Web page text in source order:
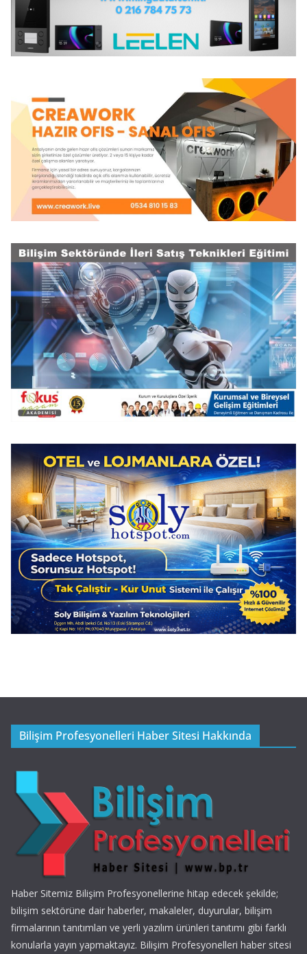
Bilişim Profesyonelleri Haber Sitesi Hakkında
Haber Sitemiz Bilişim Profesyonellerine hitap edecek şekilde;
bilişim sektörüne dair haberler, makaleler, duyurular, bilişim
firmalarının tanıtımları ve yerli yazılım ürünleri tanıtımı gibi farklı
konularla yayın yapmaktayız. Bilişim Profesyonelleri haber sitesi